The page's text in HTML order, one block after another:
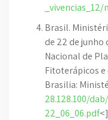
Brasil.
de 22 de junho
Nacional de
Fitoterápicos e
Brasilia:
28.128.100/
22_06_06.pdf